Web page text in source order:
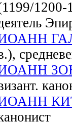
1200-